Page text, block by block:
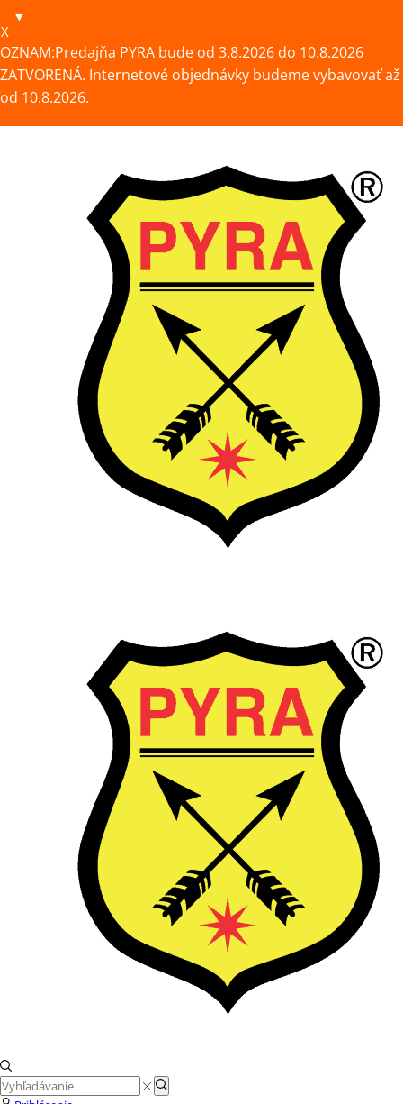
X
OZNAM:Predajňa PYRA bude od 3.8.2026 do 10.8.2026
ZATVORENÁ. Internetové objednávky budeme vybavovať až
od 10.8.2026.
Search